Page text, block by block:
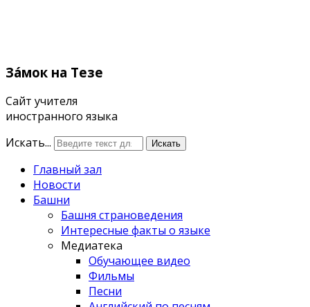
Зáмок на Тезе
Сайт учителя
иностранного языка
Искать...
Искать
Главный зал
Новости
Башни
Башня страноведения
Интересные факты о языке
Медиатека
Обучающее видео
Фильмы
Песни